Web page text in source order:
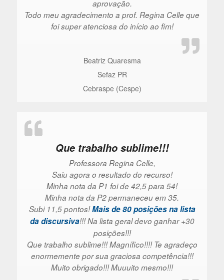
aprovação.
Todo meu agradecimento a prof. Regina Celle que
foi super atenciosa do início ao fim!
Beatriz Quaresma
Sefaz PR
Cebraspe (Cespe)
Que trabalho sublime!!!
Professora Regina Celle,
Saiu agora o resultado do recurso!
Minha nota da P1 foi de 42,5 para 54!
Minha nota da P2 permaneceu em 35.
Subi 11,5 pontos!Mais de 80 posições na lista
da discursiva!!! Na lista geral devo ganhar +30
posições!!!
Que trabalho sublime!!! Magnífico!!!! Te agradeço
enormemente por sua graciosa competência!!!
Muito obrigado!!! Muuuito mesmo!!!